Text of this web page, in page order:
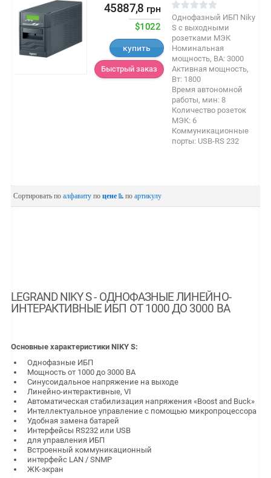
45887,8 грн
$1022
купить
Быстрый заказ
Однофазный ИБП Niky
S с выходными
розетками МЭК
Номинальная
мощность, ВА: 3000
Активная мощность,
Вт: 1800
Время автономной
работы, мин: 8
Количество розеток
МЭК: 6
Коммуникационные
порты: USB-RS 232
Сортировать поалфавиту поцене поартикулу
LEGRAND NIKY S - ОДНОФАЗНЫЕ ЛИНЕЙНО-
ИНТЕРАКТИВНЫЕ ИБП ОТ 1000 ДО 3000 ВА
Основные характеристики NIKY S:
Однофазные ИБП
Мощность от 1000 до 3000 ВА
Синусоидальное напряжение на выходе
Линейно-интерактивные, VI
Автоматическая стабилизация напряжения «Boost and Buck»
Интеллектуальное управление с помощью микропроцессора
Удобная замена батарей
Интерфейсы RS232 или USB
для управления ИБП
Встроенный коммуникационный
интерфейс LAN / SNMP
ЖК-экран